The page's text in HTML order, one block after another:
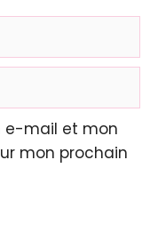
e-mail et mon
mon prochain